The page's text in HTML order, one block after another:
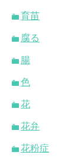
育苗
腐る
腸
色
花
花弁
花粉症